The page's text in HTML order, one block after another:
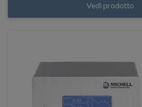
Vedi prodotto